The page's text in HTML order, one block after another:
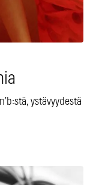
ystävyydestä